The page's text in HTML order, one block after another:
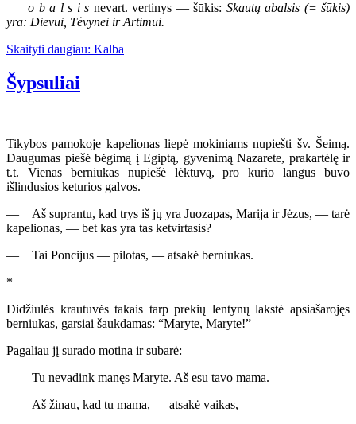
o b a l s i s nevart. vertinys — šūkis: Skautų abalsis (= šūkis)
yra: Dievui, Tėvynei ir Artimui.
Skaityti daugiau: Kalba
Šypsuliai
Tikybos pamokoje kapelionas liepė mokiniams nupiešti šv. Šeimą.
Daugumas piešė bėgimą į Egiptą, gyvenimą Nazarete, prakartėlę ir
t.t. Vienas berniukas nupiešė lėktuvą, pro kurio langus buvo
išlindusios keturios galvos.
— Aš suprantu, kad trys iš jų yra Juozapas, Marija ir Jėzus, — tarė
kapelionas, — bet kas yra tas ketvirtasis?
— Tai Poncijus — pilotas, — atsakė berniukas.
*
Didžiulės krautuvės takais tarp prekių lentynų lakstė apsiašarojęs
berniukas, garsiai šaukdamas: “Maryte, Maryte!”
Pagaliau jį surado motina ir subarė:
— Tu nevadink manęs Maryte. Aš esu tavo mama.
— Aš žinau, kad tu mama, — atsakė vaikas,